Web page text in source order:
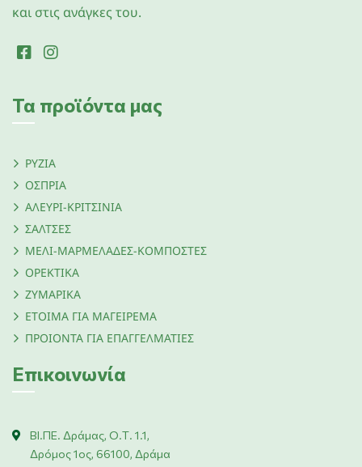
και στις ανάγκες του.
Τα προϊόντα μας
ΡΥΖΙΑ
ΟΣΠΡΙΑ
ΑΛΕΥΡΙ-ΚΡΙΤΣΙΝΙΑ
ΣΑΛΤΣΕΣ
ΜΕΛΙ-ΜΑΡΜΕΛΑΔΕΣ-ΚΟΜΠΟΣΤΕΣ
ΟΡΕΚΤΙΚΑ
ΖΥΜΑΡΙΚΑ
ΕΤΟΙΜΑ ΓΙΑ ΜΑΓΕΙΡΕΜΑ
ΠΡΟΙΟΝΤΑ ΓΙΑ ΕΠΑΓΓΕΛΜΑΤΙΕΣ
Επικοινωνία
ΒΙ.ΠΕ. Δράμας, Ο.Τ. 1.1,
Δρόμος 1ος, 66100, Δράμα